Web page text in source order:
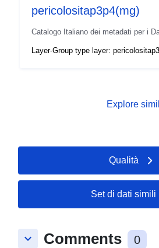
pericolositap3p4(mg)
Catalogo Italiano dei metadati per i
Layer-Group type layer:
Explore
Qualità
Set di dati simili
keyboard_arrow_down Comments 0